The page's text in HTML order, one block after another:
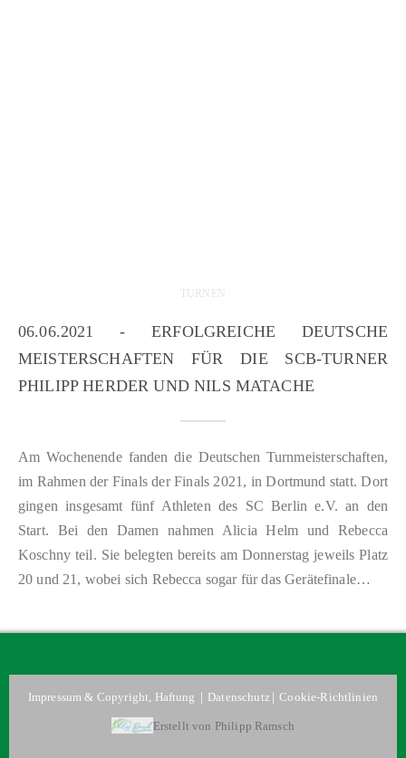
TURNEN
06.06.2021 - ERFOLGREICHE DEUTSCHE
MEISTERSCHAFTEN FÜR DIE SCB-TURNER
PHILIPP HERDER UND NILS MATACHE
Am Wochenende fanden die Deutschen Turnmeisterschaften,
im Rahmen der Finals der Finals 2021, in Dortmund statt. Dort
gingen insgesamt fünf Athleten des SC Berlin e.V. an den
Start. Bei den Damen nahmen Alicia Helm und Rebecca
Koschny teil. Sie belegten bereits am Donnerstag jeweils Platz
20 und 21, wobei sich Rebecca sogar für das Gerätefinale…
Impressum & Copyright, Haftung | Datenschutz|Cookie-Richtlinien
Erstellt von Philipp Ramsch